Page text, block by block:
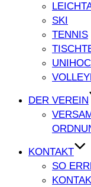
SKI
TENNIS
DER VEREIN
KONTAKT
SO